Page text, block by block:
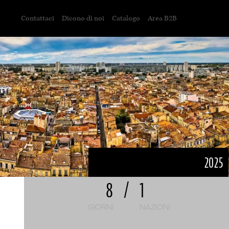
Contattaci Dicono di noi Catalogo Area B2B
2025
8
GIORNI
/ 1
NAZIONI